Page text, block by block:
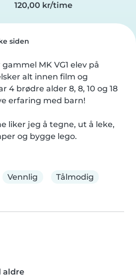
120,00 kr/time
siden
gammel MK VG1 elev på
alt innen film og
4 brødre alder 8, 8, 10 og 18
erfaring med barn!
liker jeg å tegne, ut å leke,
og bygge lego.
Vennlig Tålmodig
aldre